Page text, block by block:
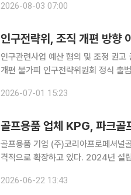
했다. 물자가 부족했던 세대와 물건이
2026-08-03 07:00
인구전략위, 조직 개편 방향
인구관련사업 예산 협의 및 조정 권
개편 불가피 인구전략위원회 정식 출범을 앞두고 조직 개편 방향에 이목이 쏠리고 있다. 저출생, 고
2026-07-01 15:23
골프용품 업체 KPG, 파크골
골프용품 기업 (주)코리아프로페셔널
격적으로 확장하고 있다. 2024년 설
골프용품 중심에서 파크골프 동호인
2026-06-22 13:43